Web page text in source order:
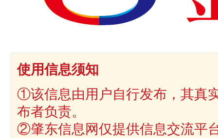
使用信息须知
①该信息由用户自行发布，其真
布者负责。
②肇东信息网仅提供信息交流平